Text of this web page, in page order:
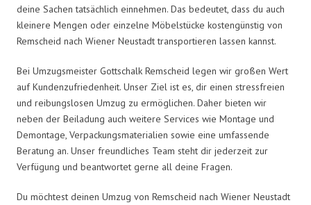
deine Sachen tatsächlich einnehmen. Das bedeutet, dass du auch
kleinere Mengen oder einzelne Möbelstücke kostengünstig von
Remscheid nach Wiener Neustadt transportieren lassen kannst.
Bei Umzugsmeister Gottschalk Remscheid legen wir großen Wert
auf Kundenzufriedenheit. Unser Ziel ist es, dir einen stressfreien
und reibungslosen Umzug zu ermöglichen. Daher bieten wir
neben der Beiladung auch weitere Services wie Montage und
Demontage, Verpackungsmaterialien sowie eine umfassende
Beratung an. Unser freundliches Team steht dir jederzeit zur
Verfügung und beantwortet gerne all deine Fragen.
Du möchtest deinen Umzug von Remscheid nach Wiener Neustadt